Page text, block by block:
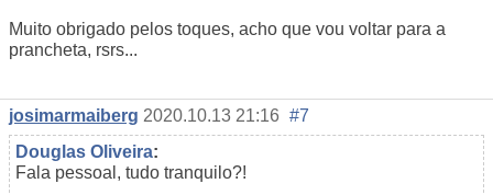
Muito obrigado pelos toques, acho que vou voltar para a
prancheta, rsrs...
josimarmaiberg 2020.10.13 21:16 #7
Douglas Oliveira:
Fala pessoal, tudo tranquilo?!